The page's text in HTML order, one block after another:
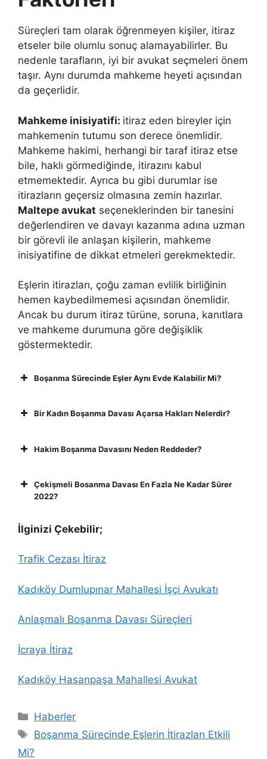
Süreçleri tam olarak öğrenmeyen kişiler, itiraz
etseler bile olumlu sonuç alamayabilirler. Bu
nedenle tarafların, iyi bir avukat seçmeleri önem
taşır. Aynı durumda mahkeme heyeti açısından
da geçerlidir.
Mahkeme inisiyatifi: itiraz eden bireyler için
mahkemenin tutumu son derece önemlidir.
Mahkeme hakimi, herhangi bir taraf itiraz etse
bile, haklı görmediğinde, itirazını kabul
etmemektedir. Ayrıca bu gibi durumlar ise
itirazların geçersiz olmasına zemin hazırlar.
Maltepe avukat seçeneklerinden bir tanesini
değerlendiren ve davayı kazanma adına uzman
bir görevli ile anlaşan kişilerin, mahkeme
inisiyatifine de dikkat etmeleri gerekmektedir.
Eşlerin itirazları, çoğu zaman evlilik birliğinin
hemen kaybedilmemesi açısından önemlidir.
Ancak bu durum itiraz türüne, soruna, kanıtlara
ve mahkeme durumuna göre değişiklik
göstermektedir.
Boşanma Sürecinde Eşler Aynı Evde Kalabilir Mi?
Bir Kadın Boşanma Davası Açarsa Hakları Nelerdir?
Hakim Boşanma Davasını Neden Reddeder?
Çekişmeli Bosanma Davası En Fazla Ne Kadar Sürer
2022?
İlginizi Çekebilir;
Trafik Cezası İtiraz
Kadıköy Dumlupınar Mahallesi İşçi Avukatı
Anlaşmalı Boşanma Davası Süreçleri
İcraya İtiraz
Kadıköy Hasanpaşa Mahallesi Avukat
Kategoriler
Haberler
Etiketler
Boşanma Sürecinde Eşlerin İtirazları Etkili
Mi?